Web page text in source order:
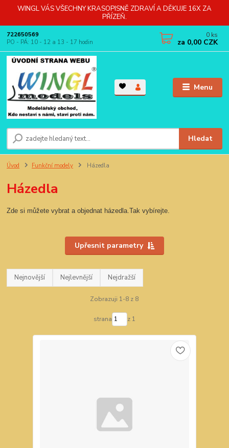
WINGL VÁS VŠECHNY KRASOPISNĚ ZDRAVÍ A DĚKUJE 16X ZA
PŘÍZEŇ.
Menu
Hledat
722650569
PO - PÁ: 10 - 12 a 13 - 17 hodin
0 ks
za 0,00 CZK
Úvod Funkční modely Házedla
Házedla
Zde si můžete vybrat a objednat házedla.Tak vybírejte.
Upřesnit parametry
Nejnovější Nejlevnější Nejdražší
Zobrazuji 1-8 z 8
strana z 1